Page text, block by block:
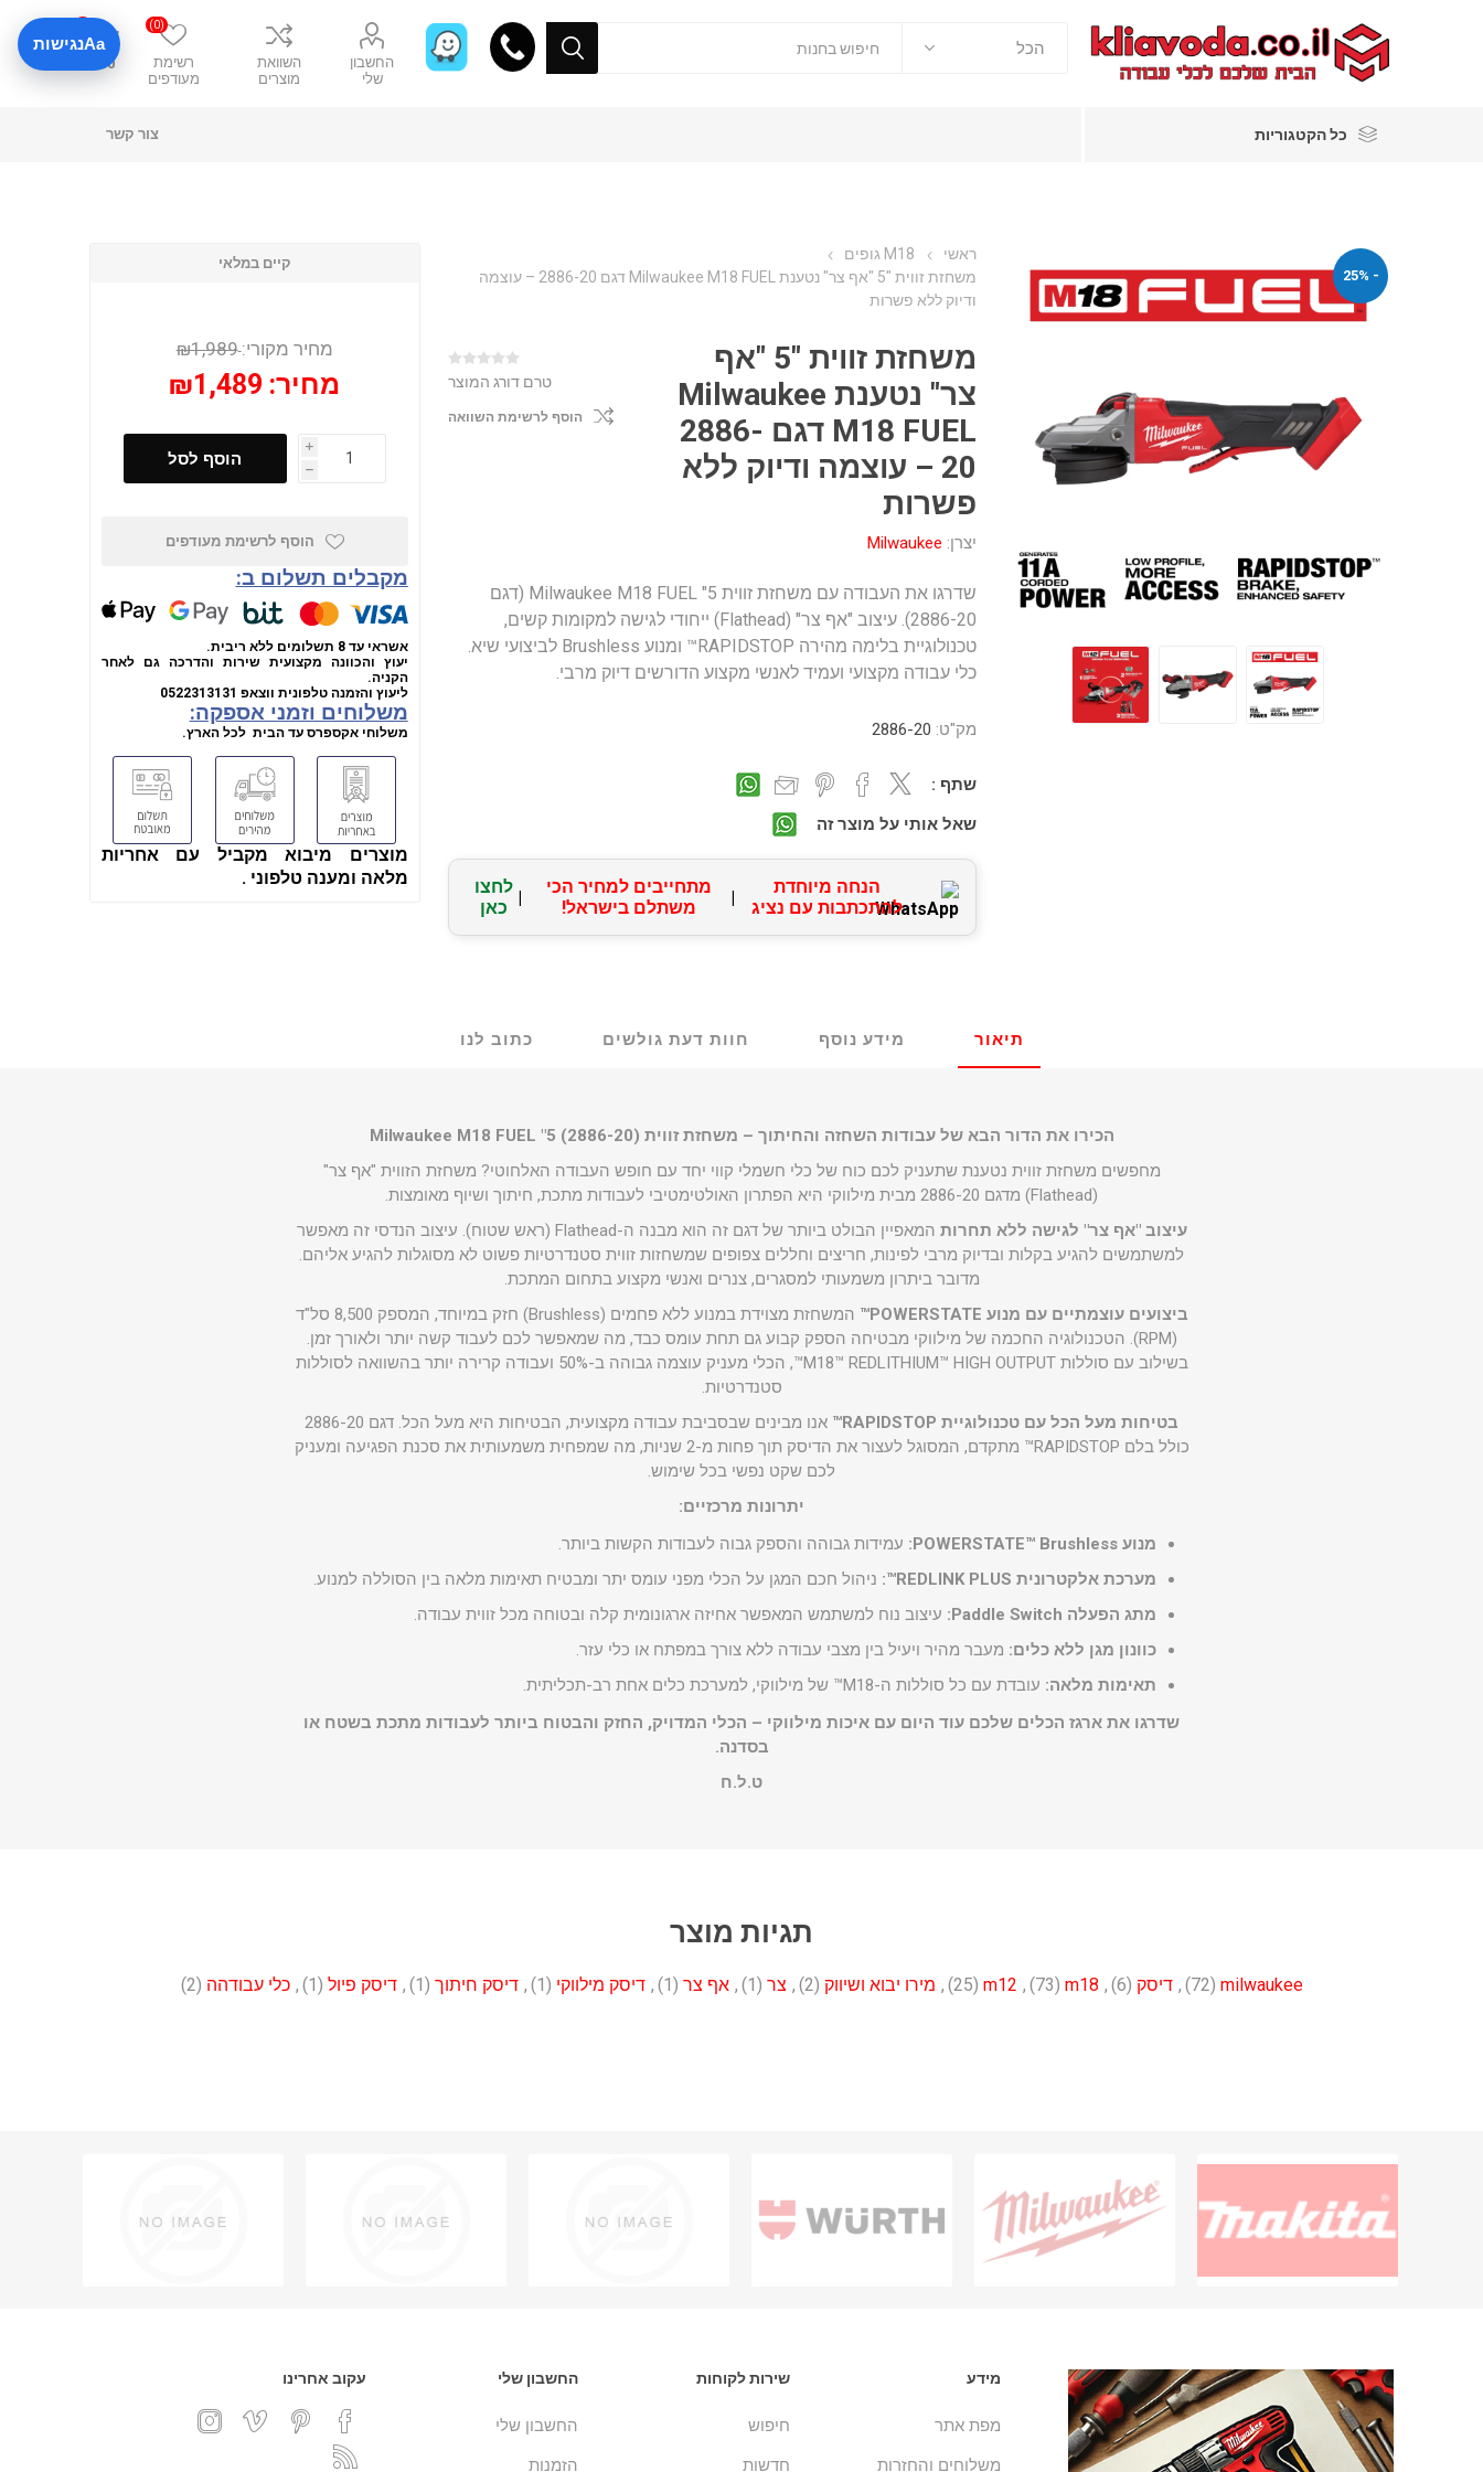
החשבון
שלי
השוואת
מוצרים
רשימת
מעודפים
(0)
₪0
כל הקטגוריות צור קשר
- 25%
ראשי
M18 גופים
משחזת זווית "5 "אף צר" נטענת Milwaukee M18 FUEL דגם 2886-20 – עוצמה
ודיוק ללא פשרות
משחזת זווית "5 "אף
צר" נטענת Milwaukee
M18 FUEL דגם 2886-
20 – עוצמה ודיוק ללא
פשרות
יצרן: Milwaukee
טרם דורג המוצר
הוסף לרשימת השוואה
שדרגו את העבודה עם משחזת זווית Milwaukee M18 FUEL "5 (דגם
2886-20). עיצוב "אף צר" (Flathead) ייחודי לגישה למקומות קשים,
טכנולוגיית בלימה מהירה RAPIDSTOP™ ומנוע Brushless לביצועי שיא.
כלי עבודה מקצועי ועמיד לאנשי מקצוע הדורשים דיוק מרבי.
מק"ט: 2886-20
שתף :
שאל אותי על מוצר זה
הנחה מיוחדת
להתכתבות עם נציג
|
מתחייבים למחיר הכי
משתלם בישראל!
| לחצו
כאן
קיים במלאי
מחיר מקורי:₪1,989
מחיר: ₪1,489
i
h
הוסף לסל
הוסף לרשימת מעודפים
מקבלים תשלום ב:
אשראי עד 8 תשלומים ללא ריבית.
יעוץ והכוונה מקצועית שירות והדרכה גם לאחר
הקניה.
ליעוץ והזמנה טלפונית ווצאפ 0522313131
משלוחים וזמני אספקה:
משלוחי אקספרס עד הבית לכל הארץ.
מוצרים מיבוא מקביל עם אחריות
מלאה ומענה טלפוני .
תיאור מידע נוסף חוות דעת גולשים כתוב לנו
הכירו את הדור הבא של עבודות השחזה והחיתוך – משחזת זווית Milwaukee M18 FUEL "5 (2886-20)
מחפשים משחזת זווית נטענת שתעניק לכם כוח של כלי חשמלי קווי יחד עם חופש העבודה האלחוטי? משחזת הזווית "אף צר"
(Flathead) מדגם 2886-20 מבית מילווקי היא הפתרון האולטימטיבי לעבודות מתכת, חיתוך ושיוף מאומצות.
עיצוב "אף צר" לגישה ללא תחרות
המאפיין הבולט ביותר של דגם זה הוא מבנה ה-Flathead (ראש שטוח). עיצוב הנדסי זה מאפשר
למשתמשים להגיע בקלות ובדיוק מרבי לפינות, חריצים וחללים צפופים שמשחזות זווית סטנדרטיות פשוט לא מסוגלות להגיע אליהם.
מדובר ביתרון משמעותי למסגרים, צנרים ואנשי מקצוע בתחום המתכת.
ביצועים עוצמתיים עם מנוע POWERSTATE™
המשחזת מצוידת במנוע ללא פחמים (Brushless) חזק במיוחד, המספק 8,500 סל"ד
(RPM). הטכנולוגיה החכמה של מילווקי מבטיחה הספק קבוע גם תחת עומס כבד, מה שמאפשר לכם לעבוד קשה יותר ולאורך זמן.
בשילוב עם סוללות M18™ REDLITHIUM™ HIGH OUTPUT™, הכלי מעניק עוצמה גבוהה ב-50% ועבודה קרירה יותר בהשוואה לסוללות
סטנדרטיות.
בטיחות מעל הכל עם טכנולוגיית RAPIDSTOP™
אנו מבינים שבסביבת עבודה מקצועית, הבטיחות היא מעל הכל. דגם 2886-20
כולל בלם RAPIDSTOP™ מתקדם, המסוגל לעצור את הדיסק תוך פחות מ-2 שניות, מה שמפחית משמעותית את סכנת הפגיעה ומעניק
לכם שקט נפשי בכל שימוש.
יתרונות מרכזיים:
מנוע POWERSTATE™ Brushless:
עמידות גבוהה והספק גבוה לעבודות הקשות ביותר.
מערכת אלקטרונית REDLINK PLUS™:
ניהול חכם המגן על הכלי מפני עומס יתר ומבטיח תאימות מלאה בין הסוללה למנוע.
מתג הפעלה Paddle Switch:
עיצוב נוח למשתמש המאפשר אחיזה ארגונומית קלה ובטוחה מכל זווית עבודה.
כוונון מגן ללא כלים: מעבר מהיר ויעיל בין מצבי עבודה ללא צורך במפתח או כלי עזר.
תאימות מלאה: עובדת עם כל סוללות ה-M18™ של מילווקי, למערכת כלים אחת רב-תכליתית.
שדרגו את ארגז הכלים שלכם עוד היום עם איכות מילווקי – הכלי המדויק, החזק והבטוח ביותר לעבודות מתכת בשטח או
בסדנה.
ט.ל.ח
תגיות מוצר
milwaukee
(72)
, דיסק (6)
,
m18
(73)
,
m12
(25)
, מירו יבוא ושיווק (2)
, צר (1)
, אף צר (1)
, דיסק מילווקי (1)
, דיסק חיתוך (1)
, דיסק פיול (1)
, כלי עבודהה (2)
מידע
מפת אתר
משלוחים והחזרות
שירות לקוחות
חיפוש
חדשות
החשבון שלי
החשבון שלי
הזמנות
עקוב אחרינו
Aaנגישות